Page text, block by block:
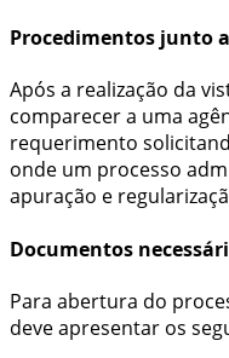
Procedimentos junto
Após a realização da
comparecer a uma
requerimento
onde um processo
apuração e
Documentos
Para abertura do
deve apresentar os